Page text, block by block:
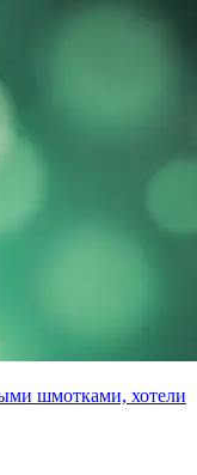
шмотками, хотели